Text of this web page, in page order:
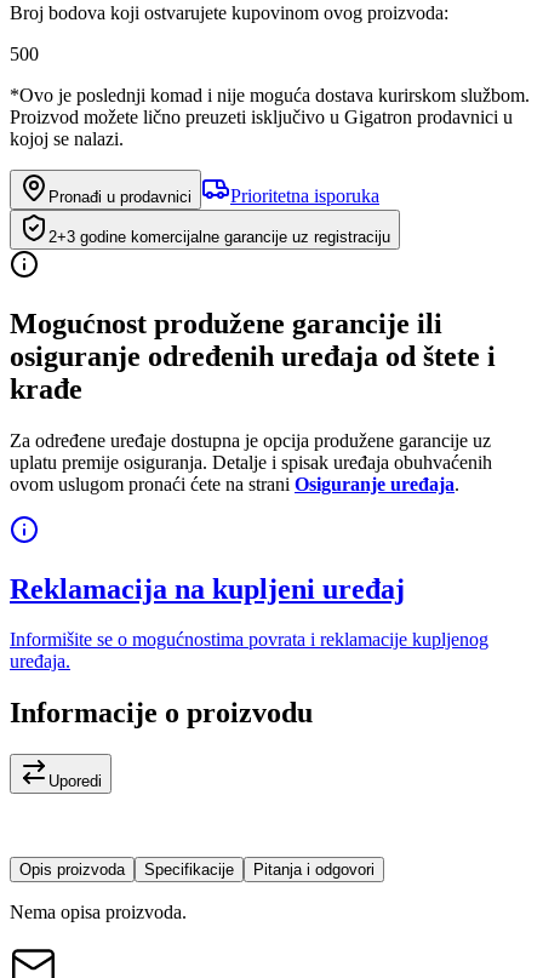
Broj bodova koji ostvarujete kupovinom ovog proizvoda:
500
*Ovo je poslednji komad i nije moguća dostava kurirskom službom.
Proizvod možete lično preuzeti isključivo u Gigatron prodavnici u
kojoj se nalazi.
Pronađi u prodavnici Prioritetna isporuka
2+3 godine komercijalne garancije uz registraciju
Mogućnost produžene garancije ili
osiguranje određenih uređaja od štete i
krađe
Za određene uređaje dostupna je opcija produžene garancije uz
uplatu premije osiguranja. Detalje i spisak uređaja obuhvaćenih
ovom uslugom pronaći ćete na strani Osiguranje uređaja.
Reklamacija na kupljeni uređaj
Informišite se o mogućnostima povrata i reklamacije kupljenog
uređaja.
Informacije o proizvodu
Uporedi
Opis proizvoda Specifikacije Pitanja i odgovori
Nema opisa proizvoda.